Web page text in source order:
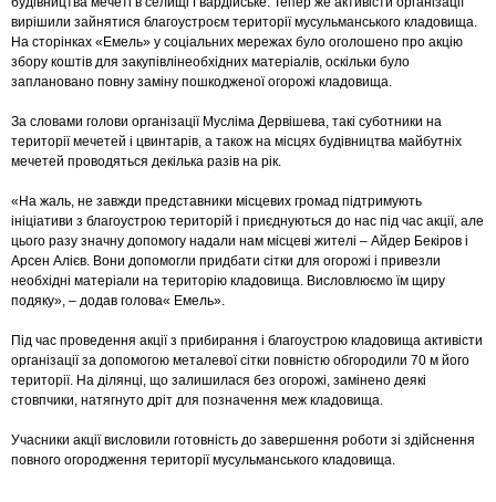
вирішили зайнятися благоустроєм території мусульманського кладовища.
На сторінках «Емель» у соціальних мережах було оголошено про акцію
збору коштів для закупівлінеобхідних матеріалів, оскільки було
заплановано повну заміну пошкодженої огорожі кладовища.
За словами голови організації Мусліма Дервішева, такі суботники на
території мечетей і цвинтарів, а також на місцях будівництва майбутніх
мечетей проводяться декілька разів на рік.
«На жаль, не завжди представники місцевих громад підтримують
ініціативи з благоустрою територій і приєднуються до нас під час акції, але
цього разу значну допомогу надали нам місцеві жителі – Айдер Бекіров і
Арсен Алієв. Вони допомогли придбати сітки для огорожі і привезли
необхідні матеріали на територію кладовища. Висловлюємо їм щиру
подяку», – додав голова« Емель».
Під час проведення акції з прибирання і благоустрою кладовища активісти
організації за допомогою металевої сітки повністю обгородили 70 м його
території. На ділянці, що залишилася без огорожі, замінено деякі
стовпчики, натягнуто дріт для позначення меж кладовища.
Учасники акції висловили готовність до завершення роботи зі здійснення
повного огородження території мусульманського кладовища.